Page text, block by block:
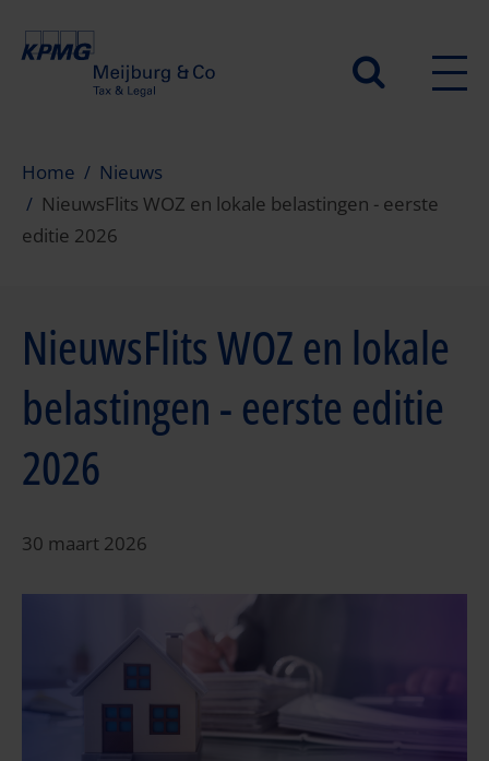
gaan
Secundair
Home
Nieuws
NieuwsFlits WOZ en lokale belastingen - eerste
editie 2026
NieuwsFlits WOZ en lokale
belastingen - eerste editie
2026
30 maart 2026